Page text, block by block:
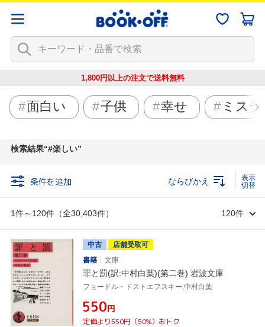
1,800円以上の注文で送料無料
面白い 子供 幸せ ミス
検索結果 #楽しい
条件を追加
1件～120件（全30,403件）
ならびかえ
120件
中古
店舗受取可
書籍
文庫
罪と罰(訳:中村白葉)(第二巻) 岩波文庫
フョードル・ドストエフスキー,中村白葉
¥550円
定価より550円（50%）おトク